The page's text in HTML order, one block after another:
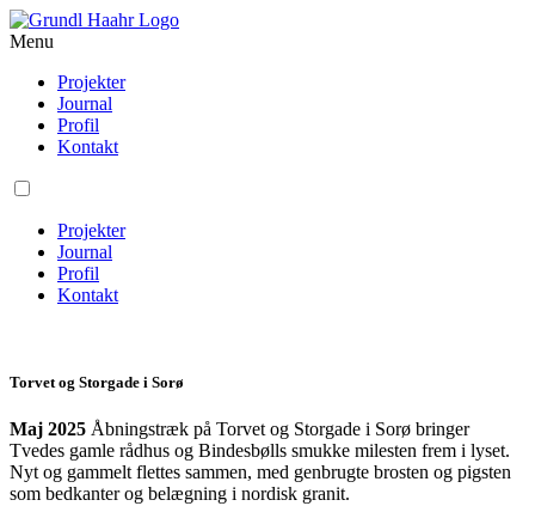
Menu
Projekter
Journal
Profil
Kontakt
Projekter
Journal
Profil
Kontakt
Torvet og Storgade i Sorø
Maj 2025 Åbningstræk på Torvet og Storgade i Sorø bringer
Tvedes gamle rådhus og Bindesbølls smukke milesten frem i lyset.
Nyt og gammelt flettes sammen, med genbrugte brosten og pigsten
som bedkanter og belægning i nordisk granit.